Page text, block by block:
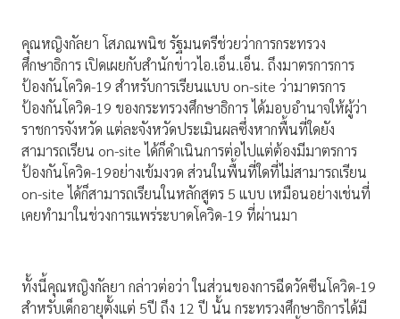
คุณหญิงกัลยา โสภณพนิช รัฐมนตรีช่วยว่าการกระทรวง
ศึกษาธิการ เปิดเผยกับสำนักข่าวไอ.เอ็น.เอ็น. ถึงมาตรการการ
ป้องกันโควิด-19 สำหรับการเรียนแบบ on-site ว่ามาตรการ
ป้องกันโควิด-19 ของกระทรวงศึกษาธิการ ได้มอบอำนาจให้ผู้ว่า
ราชการจังหวัด แต่ละจังหวัดประเมินผลซึ่งหากพื้นที่ใดยัง
สามารถเรียน on-site ได้ก็ดำเนินการต่อไปแต่ต้องมีมาตรการ
ป้องกันโควิด-19อย่างเข้มงวด ส่วนในพื้นที่ใดที่ไม่สามารถเรียน
on-site ได้ก็สามารถเรียนในหลักสูตร 5 แบบ เหมือนอย่างเช่นที่
เคยทำมาในช่วงการแพร่ระบาดโควิด-19 ที่ผ่านมา
ทั้งนี้คุณหญิงกัลยา กล่าวต่อว่า ในส่วนของการฉีดวัคซีนโควิด-19
สำหรับเด็กอายุตั้งแต่ 5ปี ถึง 12 ปี นั้น กระทรวงศึกษาธิการได้มี